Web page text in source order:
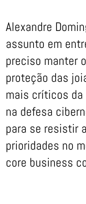
Alexandre
assunto em
preciso manter
proteção das
mais críticos da
na defesa
para se resistir
prioridades no
core business